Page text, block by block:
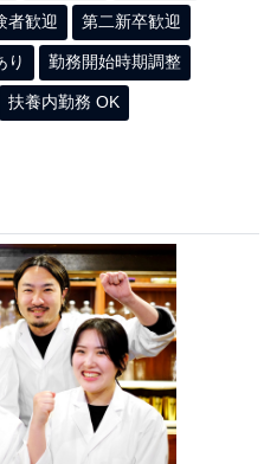
者歓迎 第二新卒歓迎
り 勤務開始時期調整
扶養内勤務 OK